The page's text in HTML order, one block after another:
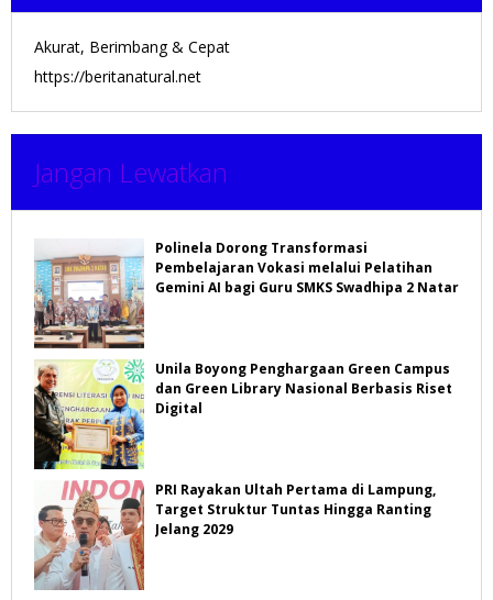
Akurat, Berimbang & Cepat
https://beritanatural.net
Jangan Lewatkan
Polinela Dorong Transformasi
Pembelajaran Vokasi melalui Pelatihan
Gemini AI bagi Guru SMKS Swadhipa 2 Natar
Unila Boyong Penghargaan Green Campus
dan Green Library Nasional Berbasis Riset
Digital
PRI Rayakan Ultah Pertama di Lampung,
Target Struktur Tuntas Hingga Ranting
Jelang 2029